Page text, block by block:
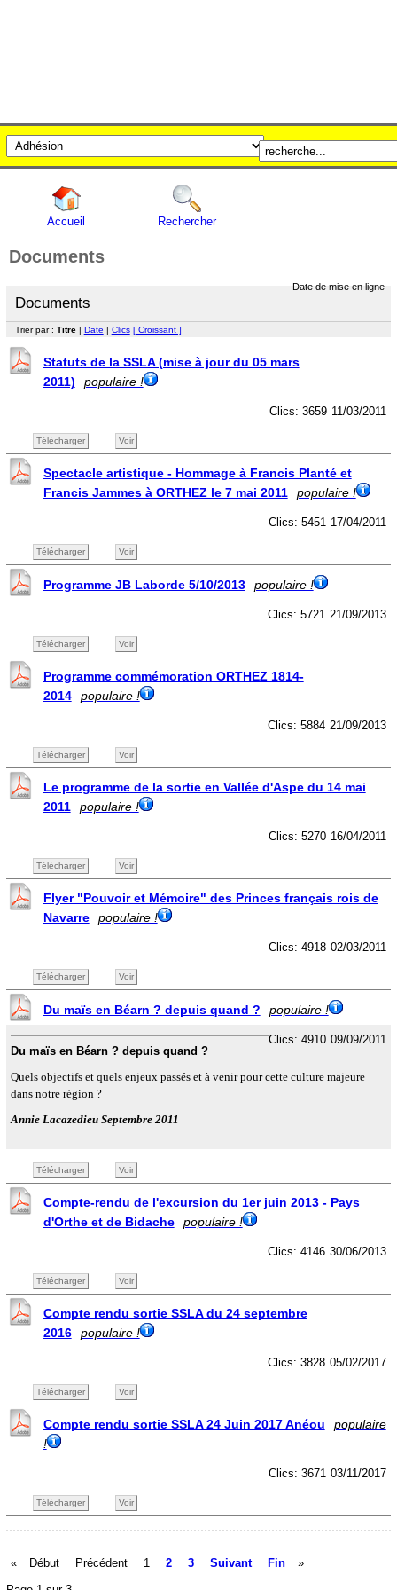
Accueil Rechercher
Documents
Documents
Date de mise en ligne
Trier par : Titre | Date | Clics [ Croissant ]
Statuts de la SSLA (mise à jour du 05 mars
2011)
populaire !
11/03/2011
Clics: 3659
Télécharger Voir
Spectacle artistique - Hommage à Francis Planté et
Francis Jammes à ORTHEZ le 7 mai 2011
populaire !
17/04/2011
Clics: 5451
Télécharger Voir
Programme JB Laborde 5/10/2013 populaire !
21/09/2013
Clics: 5721
Télécharger Voir
Programme commémoration ORTHEZ 1814-
2014
populaire !
21/09/2013
Clics: 5884
Télécharger Voir
Le programme de la sortie en Vallée d'Aspe du 14 mai
2011
populaire !
16/04/2011
Clics: 5270
Télécharger Voir
Flyer "Pouvoir et Mémoire" des Princes français rois de
Navarre
populaire !
02/03/2011
Clics: 4918
Télécharger Voir
Du maïs en Béarn ? depuis quand ? populaire !
09/09/2011
Clics: 4910
Du maïs en Béarn ? depuis quand ?
Quels objectifs et quels enjeux passés et à venir pour cette culture majeure
dans notre région ?
Annie Lacazedieu Septembre 2011
Télécharger Voir
Compte-rendu de l'excursion du 1er juin 2013 - Pays
d'Orthe et de Bidache
populaire !
30/06/2013
Clics: 4146
Télécharger Voir
Compte rendu sortie SSLA du 24 septembre
2016
populaire !
05/02/2017
Clics: 3828
Télécharger Voir
Compte rendu sortie SSLA 24 Juin 2017 Anéou
populaire
!
03/11/2017
Clics: 3671
Télécharger Voir
« Début Précédent 1 2 3 Suivant Fin
»